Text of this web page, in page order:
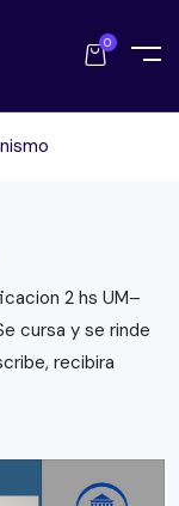
0
2 hs UM–
cursa y se rinde
recibira